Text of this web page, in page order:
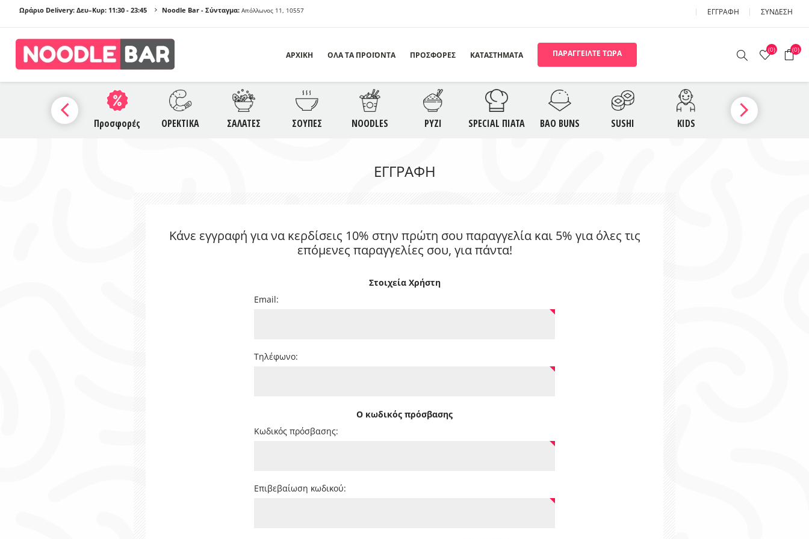
Ωράριο Delivery: Δευ–Κυρ: 11:30 - 23:45 Noodle Bar - Σύνταγμα: Απόλλωνος 11, 10557 ΕΓΓΡΑΦΉ ΣΎΝΔΕΣΗ
ΑΡΧΙΚΗ ΟΛΑ ΤΑ ΠΡΟΪΟΝΤΑ
ΠΡΟΣΦΟΡΕΣ ΟΡΕΚΤΙΚΑ ΣΑΛΑΤΕΣ ΣΟΥΠΕΣ BAO BUNS
SAUCES
ΠΡΟΣΦΟΡΕΣ ΚΑΤΑΣΤΗΜΑΤΑ ΠΑΡΑΓΓΕΙΛΤΕ ΤΩΡΑ (0) (0)
SAUCES Προσφορές ΟΡΕΚΤΙΚΑ ΣΑΛΑΤΕΣ ΣΟΥΠΕΣ NOODLES ΡΥΖΙ SPECIAL ΠΙΑΤΑ BAO BUNS SUSHI KIDS ΓΛΥΚΑ
ΕΓΓΡΑΦΉ
Κάνε εγγραφή για να κερδίσεις 10% στην πρώτη σου παραγγελία και 5% για όλες τις
επόμενες παραγγελίες σου, για πάντα!
Στοιχεία Χρήστη
Email:
Τηλέφωνο:
Ο κωδικός πρόσβασης
Κωδικός πρόσβασης:
Επιβεβαίωση κωδικού: